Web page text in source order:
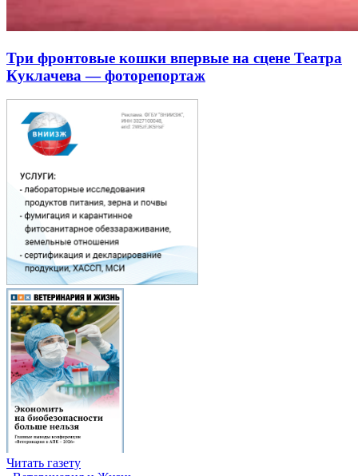
Три фронтовые кошки впервые на сцене Театра
Куклачева — фоторепортаж
Читать газету